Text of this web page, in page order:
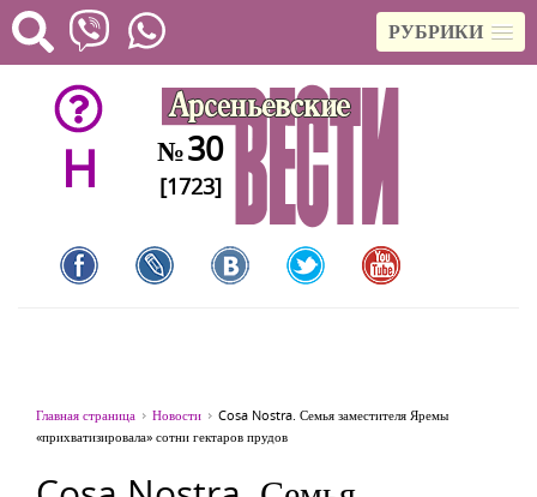
РУБРИКИ
H №30
[1723]
Главная страница Новости
Cosa Nostra. Семья заместителя Яремы
«прихватизировала» сотни гектаров прудов